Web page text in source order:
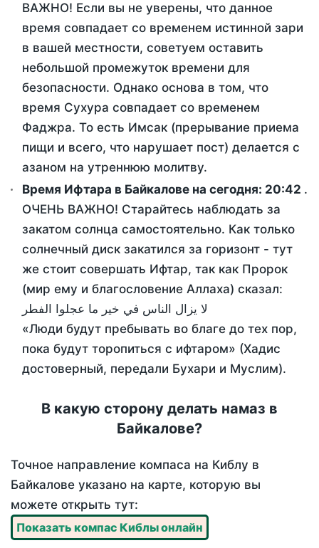
ВАЖНО! Если вы не уверены, что данное
время совпадает со временем истинной зари
в вашей местности, советуем оставить
небольшой промежуток времени для
безопасности. Однако основа в том, что
время Сухура совпадает со временем
Фаджра. То есть Имсак (прерывание приема
пищи и всего, что нарушает пост) делается с
азаном на утреннюю молитву.
Время Ифтара в Байкалове на сегодня: 20:42 .
ОЧЕНЬ ВАЖНО! Старайтесь наблюдать за
закатом солнца самостоятельно. Как только
солнечный диск закатился за горизонт - тут
же стоит совершать Ифтар, так как Пророк
(мир ему и благословение Аллаха) сказал:
لا يزال الناس في خير ما عجلوا الفطر
«Люди будут пребывать во благе до тех пор,
пока будут торопиться с ифтаром» (Хадис
достоверный, передали Бухари и Муслим).
В какую сторону делать намаз в
Байкалове?
Точное направление компаса на Киблу в
Байкалове указано на карте, которую вы
можете открыть тут:
Показать компас Киблы онлайн